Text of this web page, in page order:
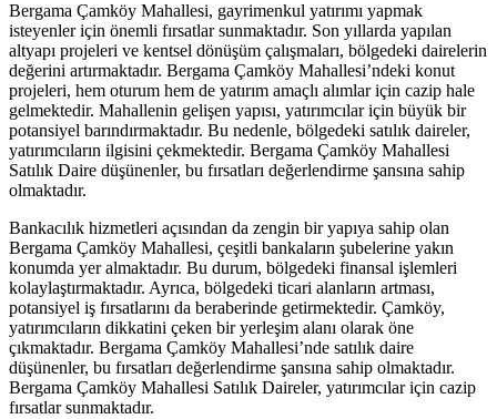
Bergama Çamköy Mahallesi, gayrimenkul yatırımı yapmak
isteyenler için önemli fırsatlar sunmaktadır. Son yıllarda yapılan
altyapı projeleri ve kentsel dönüşüm çalışmaları, bölgedeki dairelerin
değerini artırmaktadır. Bergama Çamköy Mahallesi’ndeki konut
projeleri, hem oturum hem de yatırım amaçlı alımlar için cazip hale
gelmektedir. Mahallenin gelişen yapısı, yatırımcılar için büyük bir
potansiyel barındırmaktadır. Bu nedenle, bölgedeki satılık daireler,
yatırımcıların ilgisini çekmektedir. Bergama Çamköy Mahallesi
Satılık Daire düşünenler, bu fırsatları değerlendirme şansına sahip
olmaktadır.
Bankacılık hizmetleri açısından da zengin bir yapıya sahip olan
Bergama Çamköy Mahallesi, çeşitli bankaların şubelerine yakın
konumda yer almaktadır. Bu durum, bölgedeki finansal işlemleri
kolaylaştırmaktadır. Ayrıca, bölgedeki ticari alanların artması,
potansiyel iş fırsatlarını da beraberinde getirmektedir. Çamköy,
yatırımcıların dikkatini çeken bir yerleşim alanı olarak öne
çıkmaktadır. Bergama Çamköy Mahallesi’nde satılık daire
düşünenler, bu fırsatları değerlendirme şansına sahip olmaktadır.
Bergama Çamköy Mahallesi Satılık Daireler, yatırımcılar için cazip
fırsatlar sunmaktadır.